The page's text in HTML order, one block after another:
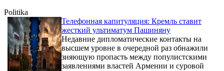
Politika
Телефонная капитуляция: Кремль ставит
жесткий ультиматум Пашиняну
Недавние дипломатические контакты на
высшем уровне в очередной раз обнажили
зияющую пропасть между популистскими
заявлениями властей Армении и суровой